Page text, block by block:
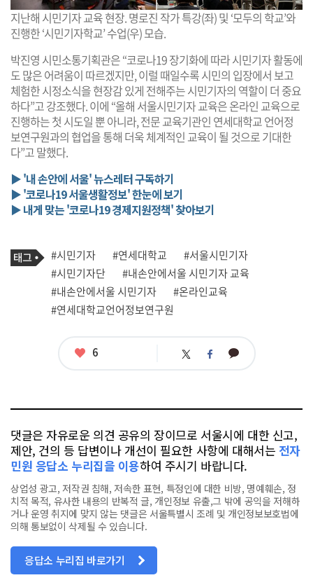
지난해 시민기자 교육 현장. 명로진 작가 특강(좌) 및 ‘모두의 학교’와
진행한 ‘시민기자학교’ 수업(우) 모습.
박진영 시민소통기획관은 “코로나19 장기화에 따라 시민기자 활동에
도 많은 어려움이 따르겠지만, 이럴 때일수록 시민의 입장에서 보고
체험한 시정소식을 현장감 있게 전해주는 시민기자의 역할이 더 중요
하다”고 강조했다. 이에 “올해 서울시민기자 교육은 온라인 교육으로
진행하는 첫 시도일 뿐 아니라, 전문 교육기관인 연세대학교 언어정
보연구원과의 협업을 통해 더욱 체계적인 교육이 될 것으로 기대한
다”고 말했다.
▶ '내 손안에 서울' 뉴스레터 구독하기
▶ '코로나19 서울생활정보' 한눈에 보기
▶ 내게 맞는 '코로나19 경제지원정책' 찾아보기
기
사
관
련
태
그
태
그
#시민기자 #연세대학교
#서울시민기자
#시민기자단
#내손안에서울 시민기자 교육
#내손안에서울 시민기자
#온라인교육
#연세대학교언어정보연구원
좋
6 트 페 카
댓글은 자유로운 의견 공유의 장이므로 서울시에 대한 신고,
제안, 건의 등 답변이나 개선이 필요한 사항에 대해서는 전자
민원 응답소 누리집을 이용하여 주시기 바랍니다.
상업성 광고, 저작권 침해, 저속한 표현, 특정인에 대한 비방, 명예훼손, 정
치적 목적, 유사한 내용의 반복적 글, 개인정보 유출,그 밖에 공익을 저해하
거나 운영 취지에 맞지 않는 댓글은 서울특별시 조례 및 개인정보보호법에
의해 통보없이 삭제될 수 있습니다.
응답소 누리집 바로가기